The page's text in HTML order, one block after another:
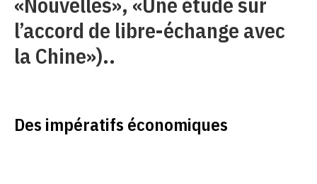
l’accord de libre-échange avec
la Chine»)..
Des impératifs économiques